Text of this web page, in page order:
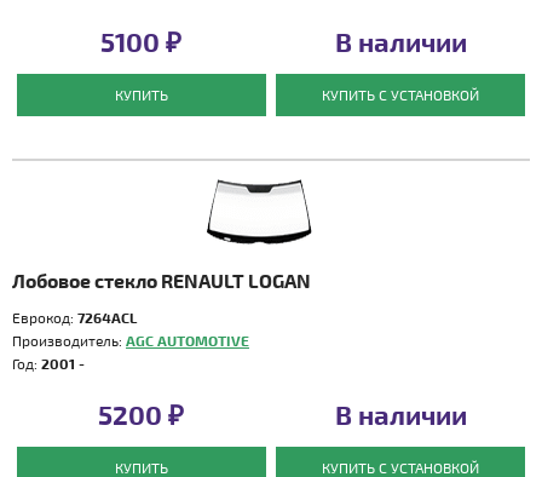
5100 ₽
КУПИТЬ
В наличии
КУПИТЬ С УСТАНОВКОЙ
Лобовое стекло RENAULT LOGAN
Еврокод: 7264ACL
Производитель: AGC AUTOMOTIVE
Год: 2001 -
5200 ₽
КУПИТЬ
В наличии
КУПИТЬ С УСТАНОВКОЙ